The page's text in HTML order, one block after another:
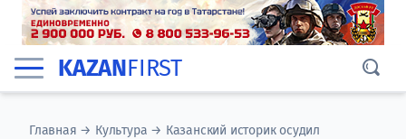
KAZANFIRST
Главная → Культура → Казанский историк осудил